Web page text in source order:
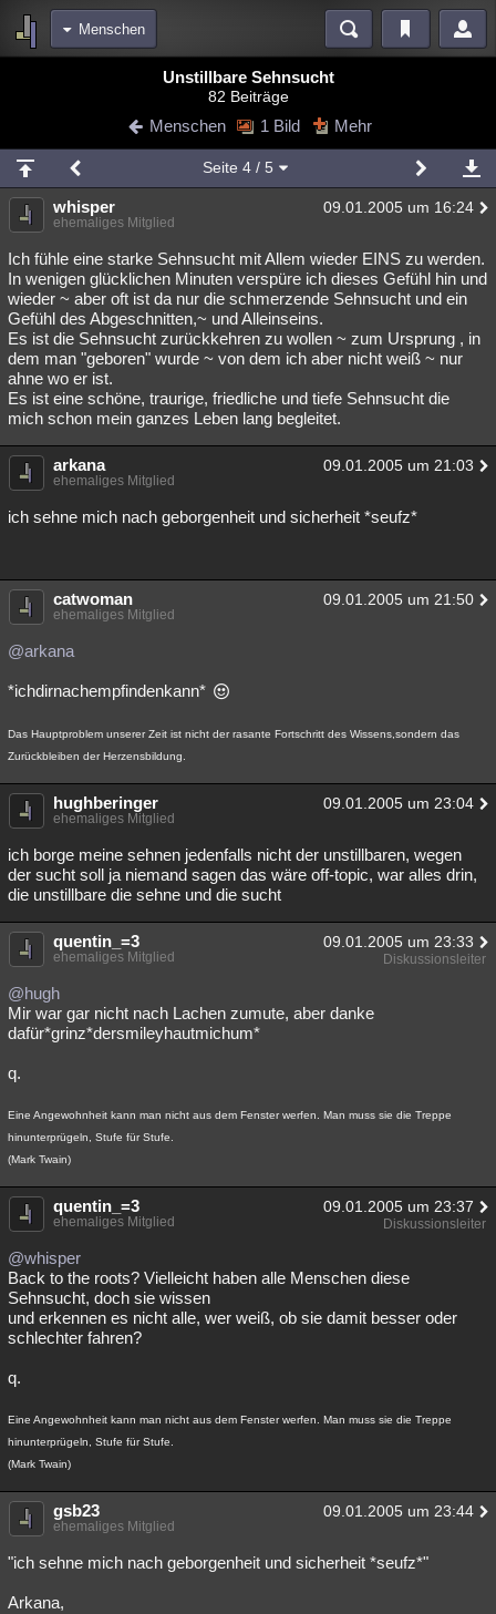
Menschen
Blogs
Chat Wiki Neuigkeiten
meine Rubriken
Menschen Mystery Kriminalfälle
Spiritualität Verschwörungen Technologie Ufologie
Natur Umfragen Unterhaltung
weitere Rubriken
Philosophie Träume Orte Esoterik Literatur
Astronomie Helpdesk Gruppen Gaming Filme
Musik
Übersichten
Besucht Teilgenommen Alle Neue Geschlossen
Unstillbare Sehnsucht
82 Beiträge
Menschen 1 Bild Mehr
Seite 4/ 5
whisper 09.01.2005 um 16:24
ehemaliges Mitglied
Ich fühle eine starke Sehnsucht mit Allem wieder EINS zu werden.
In wenigen glücklichen Minuten verspüre ich dieses Gefühl hin und
wieder ~ aber oft ist da nur die schmerzende Sehnsucht und ein
Gefühl des Abgeschnitten,~ und Alleinseins.
Es ist die Sehnsucht zurückkehren zu wollen ~ zum Ursprung , in
dem man "geboren" wurde ~ von dem ich aber nicht weiß ~ nur
ahne wo er ist.
Es ist eine schöne, traurige, friedliche und tiefe Sehnsucht die
mich schon mein ganzes Leben lang begleitet.
arkana 09.01.2005 um 21:03
ehemaliges Mitglied
ich sehne mich nach geborgenheit und sicherheit *seufz*
catwoman 09.01.2005 um 21:50
ehemaliges Mitglied
@arkana
*ichdirnachempfindenkann*
Das Hauptproblem unserer Zeit ist nicht der rasante Fortschritt des Wissens,sondern das
Zurückbleiben der Herzensbildung.
hughberinger 09.01.2005 um 23:04
ehemaliges Mitglied
ich borge meine sehnen jedenfalls nicht der unstillbaren, wegen
der sucht soll ja niemand sagen das wäre off-topic, war alles drin,
die unstillbare die sehne und die sucht
quentin_=3 09.01.2005 um 23:33
ehemaliges Mitglied Diskussionsleiter
@hugh
Mir war gar nicht nach Lachen zumute, aber danke
dafür*grinz*dersmileyhautmichum*
q.
Eine Angewohnheit kann man nicht aus dem Fenster werfen. Man muss sie die Treppe
hinunterprügeln, Stufe für Stufe.
(Mark Twain)
quentin_=3 09.01.2005 um 23:37
ehemaliges Mitglied Diskussionsleiter
@whisper
Back to the roots? Vielleicht haben alle Menschen diese
Sehnsucht, doch sie wissen
und erkennen es nicht alle, wer weiß, ob sie damit besser oder
schlechter fahren?
q.
Eine Angewohnheit kann man nicht aus dem Fenster werfen. Man muss sie die Treppe
hinunterprügeln, Stufe für Stufe.
(Mark Twain)
gsb23 09.01.2005 um 23:44
ehemaliges Mitglied
"ich sehne mich nach geborgenheit und sicherheit *seufz*"
Arkana,